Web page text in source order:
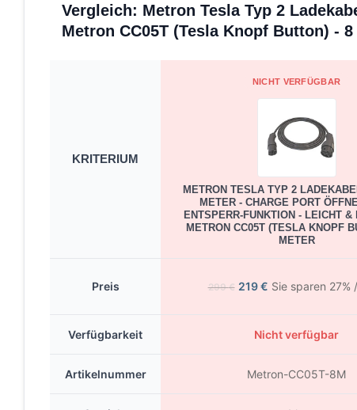
Vergleich: Metron Tesla Typ 2
Metron CC05T (Tesla Knopf Button) -
KRITERIUM
NICHT VERFÜGBAR
METRON TESLA TYP 2
METER - CHARGE PORT
ENTSPERR-FUNKTION - LEICHT
METRON CC05T (TESLA KNOPF
METER
Preis 299€ 219€ Sie sparen 27% /
Verfügbarkeit Nicht verfügbar
Artikelnummer Metron-CC05T-8M